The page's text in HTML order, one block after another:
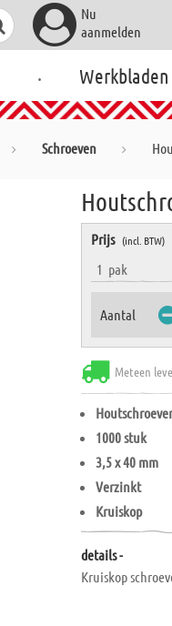
Nu
aanmelden
. Werkbladen
Schroeven
Prijs (incl. BTW)
1 pak
Aantal
Meteen
1000 stuk
3,5 x 40 mm
Verzinkt
Kruiskop
details -
Kruiskop